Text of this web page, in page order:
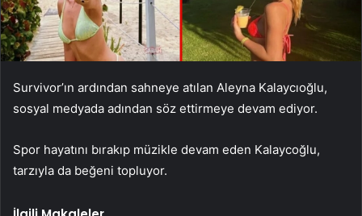
Survivor’ın ardından sahneye atılan Aleyna Kalaycıoğlu,
sosyal medyada adından söz ettirmeye devam ediyor.
Spor hayatını bırakıp müzikle devam eden Kalaycoğlu,
tarzıyla da beğeni topluyor.